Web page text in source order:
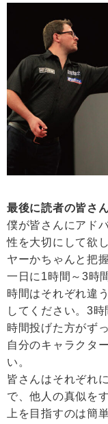
最後に読者の皆さ
僕が皆さんにアド
性を大切にして欲
ヤーかちゃんと把
一日に1時間～3時
時間はそれぞれ違
してください。3
時間投げた方がず
自分のキャラクタ
い。
皆さんはそれぞれ
で、他人の真似を
上を目指すのは簡